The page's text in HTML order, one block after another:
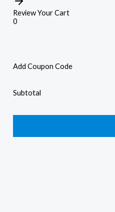
Review Your Cart
0
Add Coupon Code
Subtotal